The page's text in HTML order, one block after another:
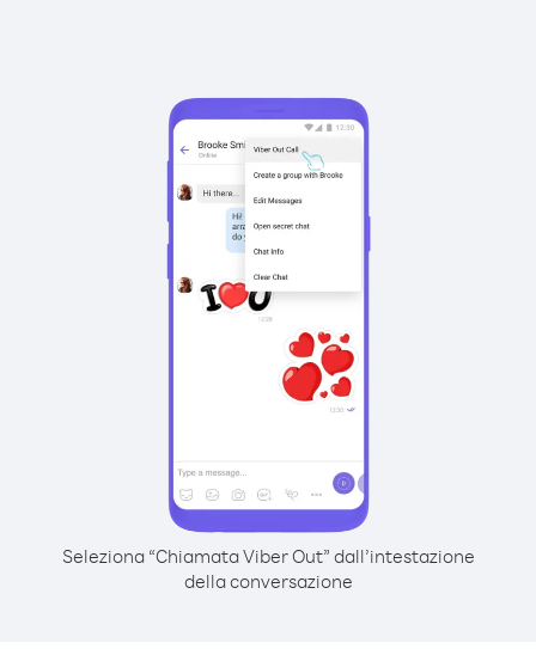
Seleziona “Chiamata Viber Out” dall’intestazione
della conversazione